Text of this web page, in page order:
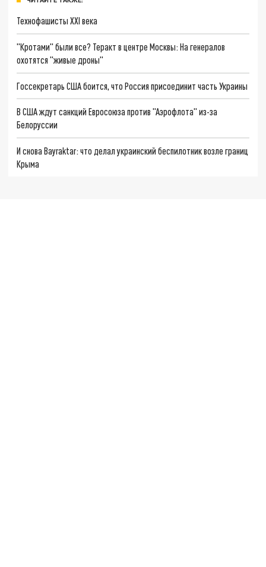
Технофашисты XXI века
"Кротами" были все? Теракт в центре Москвы: На генералов
охотятся "живые дроны"
Госсекретарь США боится, что Россия присоединит часть Украины
В США ждут санкций Евросоюза против "Аэрофлота" из-за
Белоруссии
И снова Bayraktar: что делал украинский беспилотник возле границ
Крыма